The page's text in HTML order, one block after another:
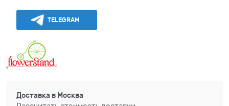
TELEGRAM
Доставка в Москва